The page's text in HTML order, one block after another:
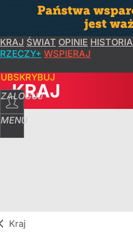
KRAJ ŚWIAT OPINIE HISTORIA
RZECZY+ WSPIERAJ
ZALOGUJ
MENU
KRAJ
Kraj